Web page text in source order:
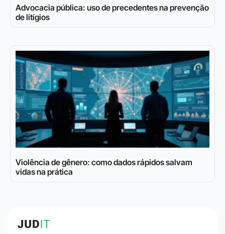
Advocacia pública: uso de precedentes na prevenção
de litígios
Violência de gênero: como dados rápidos salvam
vidas na prática